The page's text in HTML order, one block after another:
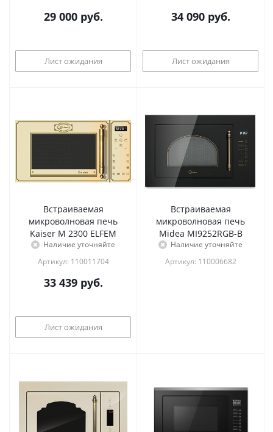
29 000руб.
Лист ожидания
34 090руб.
Лист ожидания
Встраиваемая
микроволновая печь
Kaiser M 2300 ELFEM
Наличие уточняйте
Артикул: 110011704
33 439руб.
Лист ожидания
Встраиваемая
микроволновая печь
Midea MI9252RGB-B
Наличие уточняйте
Артикул: 110006682